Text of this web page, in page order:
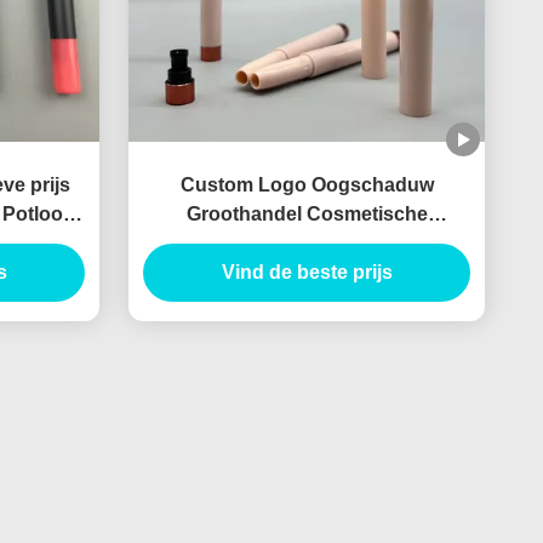
prijs
Liner
Custom Logo Oogschaduw
Groothandel Cosmetische
Container Oogschaduw Verpakking
Haarlijn pen 2 in 1 ontwerp
Vind de beste prijs